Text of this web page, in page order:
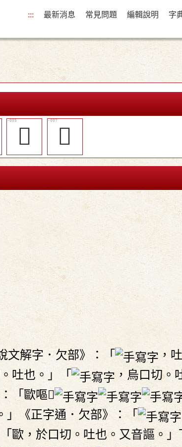
::: 最新消息 常見問題 編輯說明 字
󲼩 󲼫
文解字．欠部》：「
，
吐也。」「
，烏口切。
「歐嘔𠴰
」《正字通．欠部》：「
歐，於口切。吐也。又音謳。」